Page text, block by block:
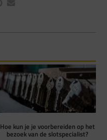
Hoe kun je je voorbereiden op het
bezoek van de slotspecialist?